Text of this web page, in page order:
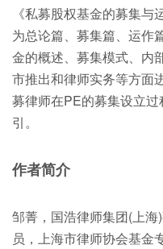
《私募股权基金的募集
为总论篇、募集篇、运作
金的概述、募集模式、内
市推出和律师实务等方面
募律师在PE的募集设立
引。
作者简介
邹菁，国浩律师集团(上
员，上海市律师协会基金